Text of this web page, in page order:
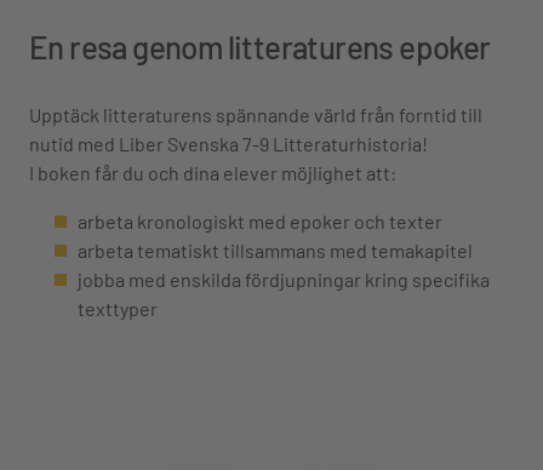
En resa genom litteraturens epoker
Upptäck litteraturens spännande värld från forntid till
nutid med Liber Svenska 7-9 Litteraturhistoria!
I boken får du och dina elever möjlighet att:
arbeta kronologiskt med epoker och texter
arbeta tematiskt tillsammans med temakapitel
jobba med enskilda fördjupningar kring specifika
texttyper